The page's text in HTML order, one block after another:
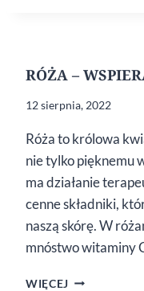
RÓŻA –
12 sierpnia, 2022
Róża to królowa
nie tylko pięknemu
ma działanie
cenne składniki,
naszą skórę. W
mnóstwo witaminy
WIĘCEJ RÓŻA